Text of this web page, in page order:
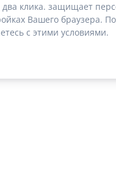
клика. защищает
Вашего браузера.
с этими условиями.